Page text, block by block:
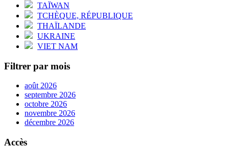
TAÏWAN
TCHÈQUE, RÉPUBLIQUE
THAÏLANDE
UKRAINE
VIET NAM
Filtrer par mois
août 2026
septembre 2026
octobre 2026
novembre 2026
décembre 2026
Accès